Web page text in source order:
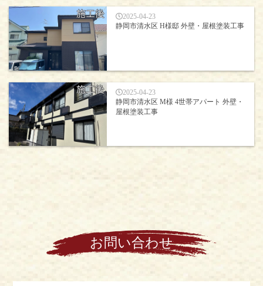
2025-04-23
静岡市清水区 H様邸 外壁・屋根塗装工事
2025-04-23
静岡市清水区 M様 4世帯アパート 外壁・
屋根塗装工事
お問い合わせ